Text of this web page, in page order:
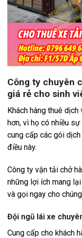
Công ty chuyên
giá rẻ cho sinh
Khách hàng thuê
hơn, vì họ có nhiều
cung cấp các gói dịch
điều này.
Công ty vận tải chở
những lợi ích mang
và gọi ngay cho
Đội ngũ lái xe
Cung cấp cho khách